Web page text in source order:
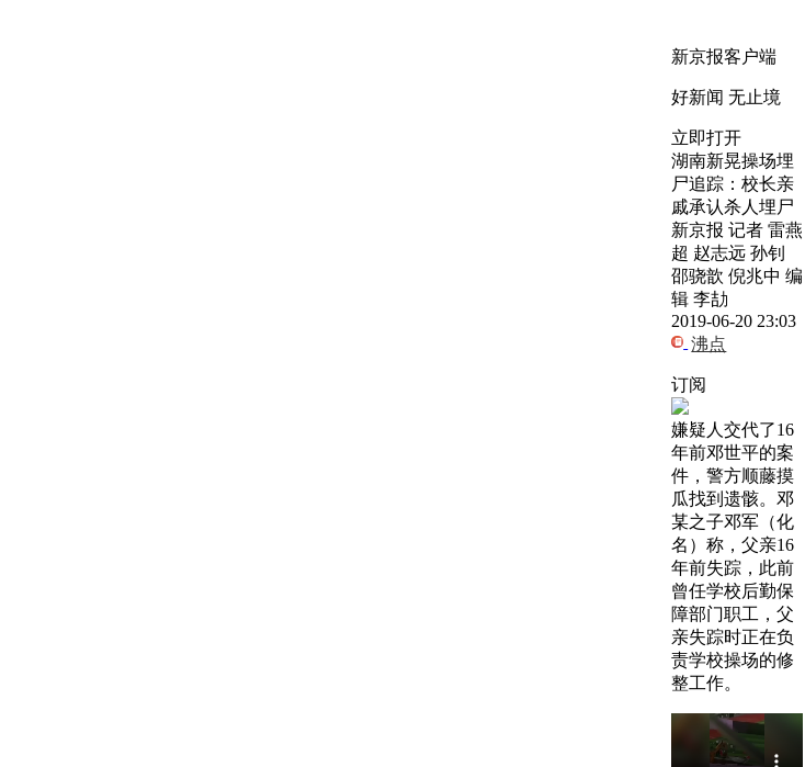
新京报客户端
好新闻 无止境
立即打开
湖南新晃操场埋
尸追踪：校长亲
戚承认杀人埋尸
新京报 记者 雷燕
超 赵志远 孙钊
邵骁歆 倪兆中 编
辑 李劼
2019-06-20 23:03
沸点
订阅
嫌疑人交代了16
年前邓世平的案
件，警方顺藤摸
瓜找到遗骸。邓
某之子邓军（化
名）称，父亲16
年前失踪，此前
曾任学校后勤保
障部门职工，父
亲失踪时正在负
责学校操场的修
整工作。